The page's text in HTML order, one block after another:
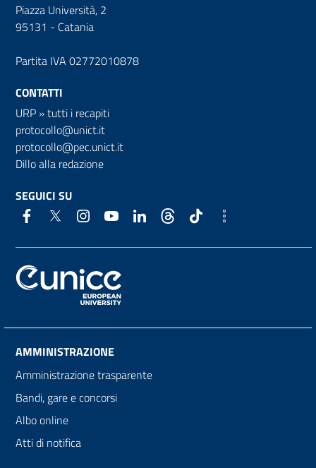
Piazza Università, 2
95131 - Catania
Partita IVA 02772010878
CONTATTI
URP »tutti i recapiti
protocollo@unict.it
protocollo@pec.unict.it
Dillo alla redazione
SEGUICI SU
AMMINISTRAZIONE
Amministrazione trasparente
Bandi, gare e concorsi
Albo online
Atti di notifica